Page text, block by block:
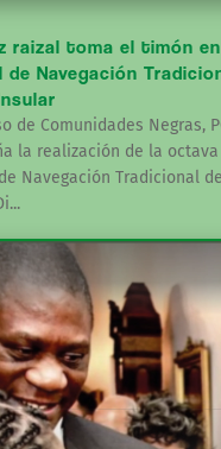
raizal toma el timón
de Navegación
de Comunidades Negras,
la realización de la
Navegación Tradicional